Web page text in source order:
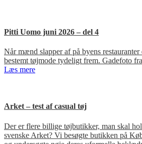
Pitti Uomo juni 2026 – del 4
Når mænd slapper af på byens
bestemt tøjmode tydeligt frem. Gadefoto
Læs mere
Arket – test af casual tøj
Der er flere billige tøjbutikker, man skal
svenske Arket? Vi besøgte butikken på